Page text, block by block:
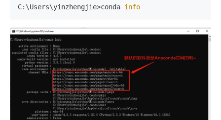
C:\Users\yinzhengjie>conda info